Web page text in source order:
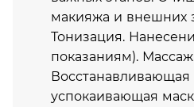
макияжа и внешних
Тонизация.
показаниям).
Восстанавливающая
успокаивающая